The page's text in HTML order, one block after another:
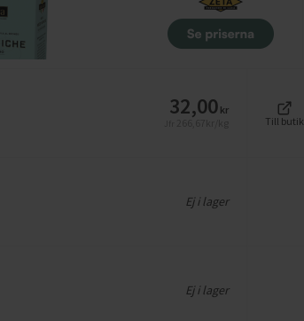
32,00 kr
Till butik
Ej i lager
Ej i lager